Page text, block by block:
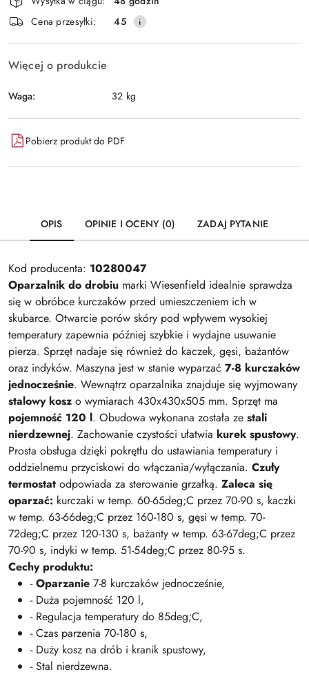
Wyślij
i
dostawa
Cena przesyłki:
45
Więcej o produkcie
Waga: 32 kg
Pobierz produkt do PDF
OPIS OPINIE I OCENY (0) ZADAJ PYTANIE
Kod producenta: 10280047
Oparzalnik do drobiu marki Wiesenfield idealnie sprawdza
się w obróbce kurczaków przed umieszczeniem ich w
skubarce. Otwarcie porów skóry pod wpływem wysokiej
temperatury zapewnia później szybkie i wydajne usuwanie
pierza. Sprzęt nadaje się również do kaczek, gęsi, bażantów
oraz indyków. Maszyna jest w stanie wyparzać 7-8 kurczaków
jednocześnie. Wewnątrz oparzalnika znajduje się wyjmowany
stalowy kosz o wymiarach 430x430x505 mm. Sprzęt ma
pojemność 120 l. Obudowa wykonana została ze stali
nierdzewnej. Zachowanie czystości ułatwia kurek spustowy.
Prosta obsługa dzięki pokrętłu do ustawiania temperatury i
oddzielnemu przyciskowi do włączania/wyłączania. Czuły
termostat odpowiada za sterowanie grzałką. Zaleca się
oparzać: kurczaki w temp. 60-65deg;C przez 70-90 s, kaczki
w temp. 63-66deg;C przez 160-180 s, gęsi w temp. 70-
72deg;C przez 120-130 s, bażanty w temp. 63-67deg;C przez
70-90 s, indyki w temp. 51-54deg;C przez 80-95 s.
Cechy produktu:
-Oparzanie 7-8 kurczaków jednocześnie,
- Duża pojemność 120 l,
- Regulacja temperatury do 85deg;C,
- Czas parzenia 70-180 s,
- Duży kosz na drób i kranik spustowy,
- Stal nierdzewna.